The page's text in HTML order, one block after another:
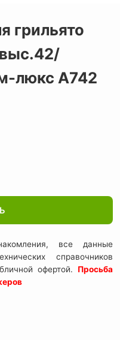
грильято
люкс А742
все данные
справочников
офертой. Просьба